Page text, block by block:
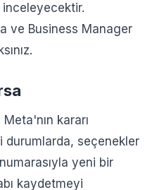
inceleyecektir.
ve Business Manager
Meta'nın kararı
durumlarda, seçenekler
numarasıyla yeni bir
kaydetmeyi